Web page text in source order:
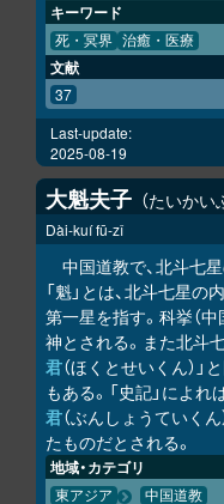
キーワード
死・冥界 治癒・医療
文献
37
Last-update:
2025-08-19
大魁夫子 たいかい
Dài-kuí fū-zǐ
中国道教で、北斗七
「魁」とは、北斗七星
第一星を指す。科挙（
神とされる。また北斗
君（ほくとせいくん）
もある。「史記」によ
君（ぶんしょうていく
たものだとされる。
地域・カテゴリ
東アジア 中国道教